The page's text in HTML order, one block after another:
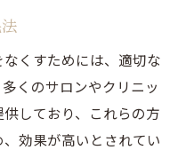
くすためには、適切な
くのサロンやクリニッ
しており、これらの方
効果が高いとされてい